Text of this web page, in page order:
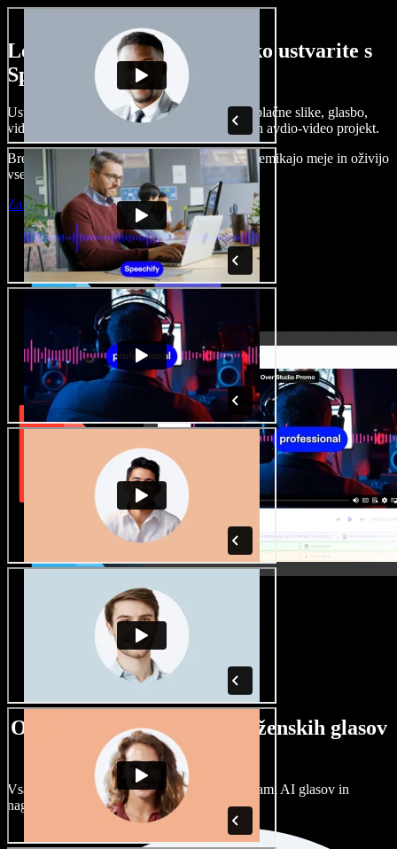
Le nekaj primerov, kaj lahko ustvarite s
Speechify Studio.
Ustvarjajte govorne posnetke, dodajajte brezplačne slike, glasbo,
videe, klonirajte svoj glas in pripravite celoten avdio-video projekt.
Brez učenja in kar iz brskalnika ustvarjalci premikajo meje in oživijo
vse ideje.
Zaženi Studio
Ogromna izbira moških in ženskih glasov
ter naglasov
Vsak projekt je unikaten. Izbirajte med stotinami AI glasov in
naglasov ter jih prilagodite po svoje.